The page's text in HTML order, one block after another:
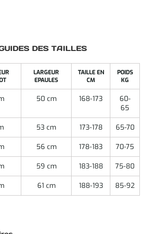
DES TAILLES
LARGEUR
EPAULES
TAILLE EN
CM
POIDS
KG
50 cm 168-173
60-
65
53 cm 173-178 65-70
56 cm 178-183 70-75
59 cm 183-188 75-80
61 cm 188-193 85-92